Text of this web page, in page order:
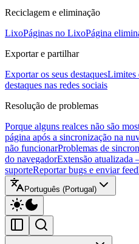
Reciclagem e eliminação
LixoPáginas no LixoPágina
Exportar e partilhar
Exportar os seus destaquesLimites
destaques nas redes sociais
Resolução de problemas
Porque alguns realces não são
página após a sincronização na
não funcionarProblemas de
do navegadorExtensão atualizada
suporteReportar bugs e enviar
Português (Portugal)